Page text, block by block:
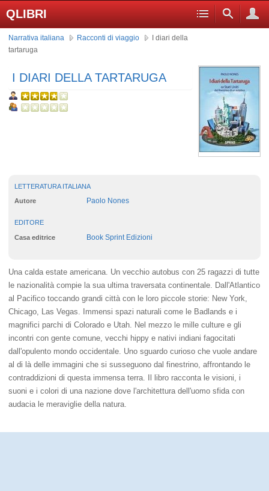
QLIBRI
Narrativa italiana Racconti di viaggio
I diari della
tartaruga
I DIARI DELLA TARTARUGA
LETTERATURA ITALIANA
Autore Paolo Nones
EDITORE
Casa editrice Book Sprint Edizioni
Una calda estate americana. Un vecchio autobus con 25 ragazzi di tutte
le nazionalità compie la sua ultima traversata continentale. Dall'Atlantico
al Pacifico toccando grandi città con le loro piccole storie: New York,
Chicago, Las Vegas. Immensi spazi naturali come le Badlands e i
magnifici parchi di Colorado e Utah. Nel mezzo le mille culture e gli
incontri con gente comune, vecchi hippy e nativi indiani fagocitati
dall'opulento mondo occidentale. Uno sguardo curioso che vuole andare
al di là delle immagini che si susseguono dal finestrino, affrontando le
contraddizioni di questa immensa terra. Il libro racconta le visioni, i
suoni e i colori di una nazione dove l'architettura dell'uomo sfida con
audacia le meraviglie della natura.